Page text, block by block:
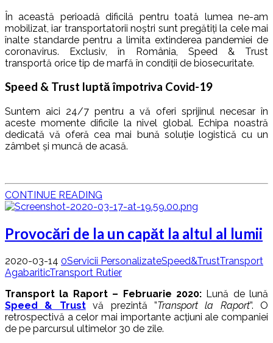
În această perioadă dificilă pentru toată lumea ne-am
mobilizat, iar transportatorii noștri sunt pregătiți la cele mai
înalte standarde pentru a limita extinderea pandemiei de
coronavirus. Exclusiv, în România, Speed & Trust
transportă orice tip de marfă în condiții de biosecuritate.
Speed & Trust luptă împotriva Covid-19
Suntem aici 24/7 pentru a vă oferi sprijinul necesar în
aceste momente dificile la nivel global. Echipa noastră
dedicată vă oferă cea mai bună soluție logistică cu un
zâmbet și muncă de acasă.
CONTINUE READING
Provocări de la un capăt la altul al lumii
2020-03-14 0Servicii PersonalizateSpeed&TrustTransport
AgabariticTransport Rutier
Transport la Raport – Februarie 2020:Lună de lună
Speed & Trustvă prezintă ”Transport la Raport”. O
retrospectivă a celor mai importante acțiuni ale companiei
de pe parcursul ultimelor 30 de zile.